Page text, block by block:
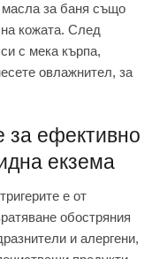
масла за баня също
кожата. След
с мека кърпа,
овлажнител, за
за ефективно
екзема
е от
обостряния
и алергени,